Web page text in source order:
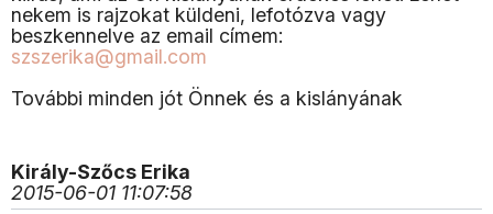
nekem is rajzokat küldeni, lefotózva vagy
beszkennelve az email címem:
szszerika@gmail.com
További minden jót Önnek és a kislányának
Király-Szőcs Erika
2015-06-01 11:07:58